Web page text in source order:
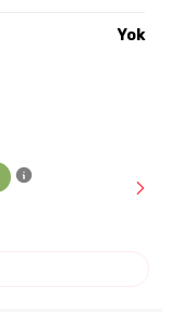
Yok